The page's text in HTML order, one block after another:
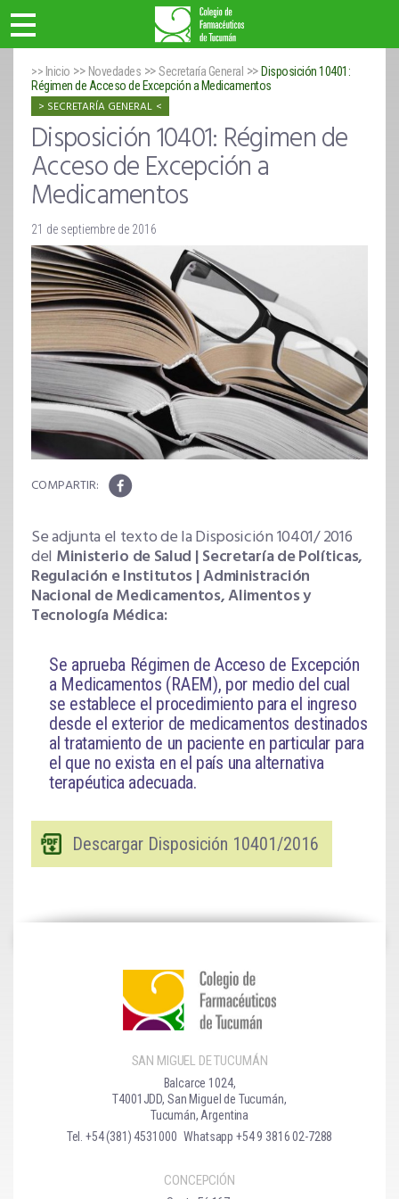
>> Inicio >> Novedades >>Secretaría General >> Disposición 10401:
Régimen de Acceso de Excepción a Medicamentos
SECRETARÍA GENERAL
Disposición 10401: Régimen de
Acceso de Excepción a
Medicamentos
21 de septiembre de 2016
Se adjunta el texto de la Disposición 10401/ 2016
del Ministerio de Salud | Secretaría de Políticas,
Regulación e Institutos | Administración
Nacional de Medicamentos, Alimentos y
Tecnología Médica:
Se aprueba Régimen de Acceso de Excepción
a Medicamentos (RAEM), por medio del cual
se establece el procedimiento para el ingreso
desde el exterior de medicamentos destinados
al tratamiento de un paciente en particular para
el que no exista en el país una alternativa
terapéutica adecuada.
Descargar Disposición 10401/2016
SAN MIGUEL DE TUCUMÁN
Balcarce 1024,
T4001JDD, San Miguel de Tucumán,
Tucumán, Argentina
Tel. +54 (381) 4531000 Whatsapp +54 9 3816 02-7288
CONCEPCIÓN